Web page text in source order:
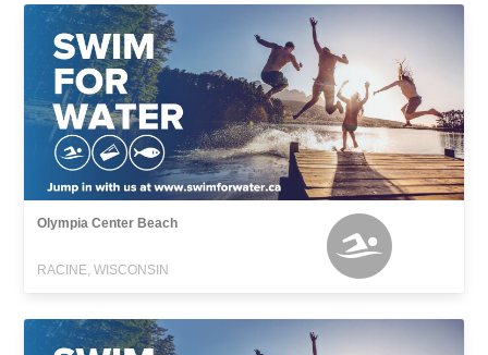
Olympia Center Beach
RACINE, WISCONSIN